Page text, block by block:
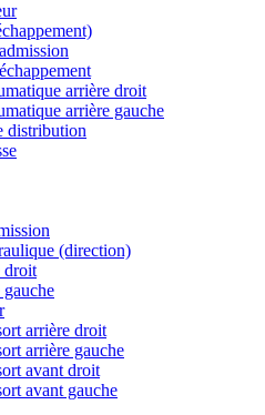
arrière droit
arrière gauche
distribution
(direction)
droit
gauche
arrière droit
arrière gauche
avant droit
avant gauche